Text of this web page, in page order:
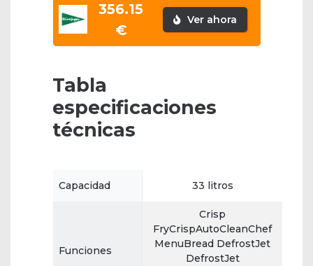
356.15
€
Ver ahora
Tabla
especificaciones
técnicas
Capacidad 33 litros
Funciones
Crisp
FryCrispAutoCleanChef
MenuBread DefrostJet
DefrostJet